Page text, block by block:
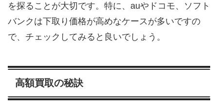
を探ることが大切です。特に、auやドコモ、ソフト
バンクは下取り価格が高めなケースが多いですの
で、チェックしてみると良いでしょう。
高額買取の秘訣